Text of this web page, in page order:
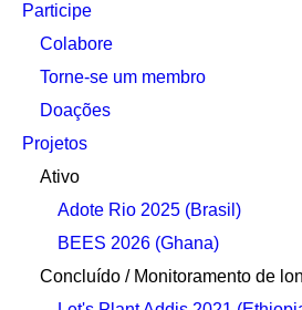
Participe
Colabore
Torne-se um membro
Doações
Projetos
Ativo
Adote Rio 2025 (Brasil)
BEES 2026 (Ghana)
Concluído / Monitoramento de